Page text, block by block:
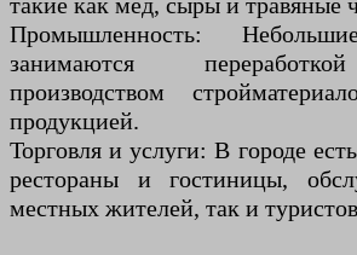
Промышленность:
занимаются
производством
продукцией.
Торговля и услуги: В городе
рестораны и гостиницы,
местных жителей, так и